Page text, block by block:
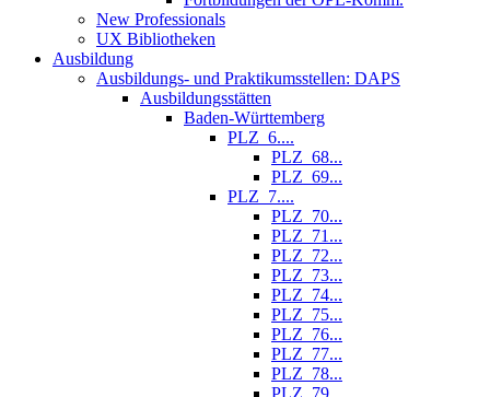
New Professionals
UX Bibliotheken
Ausbildung
Ausbildungs- und Praktikumsstellen: DAPS
Ausbildungsstätten
Baden-Württemberg
PLZ_6....
PLZ_68...
PLZ_69...
PLZ_7....
PLZ_70...
PLZ_71...
PLZ_72...
PLZ_73...
PLZ_74...
PLZ_75...
PLZ_76...
PLZ_77...
PLZ_78...
PLZ_79...